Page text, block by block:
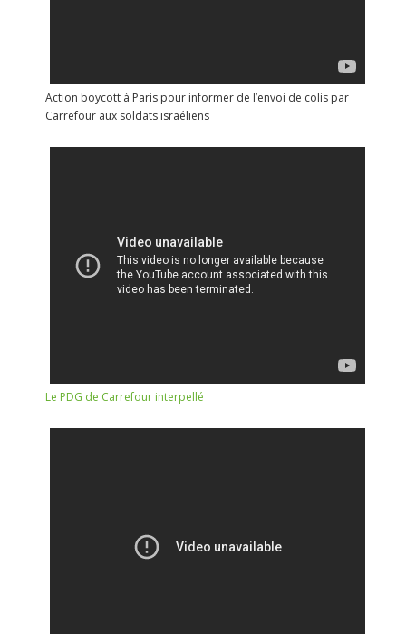
Action boycott à Paris pour informer de l’envoi de colis par
Carrefour aux soldats israéliens
Le PDG de Carrefour interpellé